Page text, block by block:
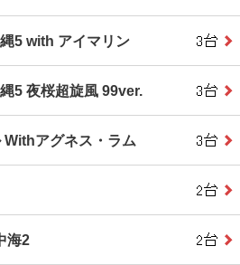
5 with アイマリン
5 夜桜超旋風 99ver.
Withアグネス・ラム
海2